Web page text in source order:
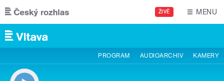
Přejít k hlavnímu obsahu
ŽIVĚ MENU
PROGRAM AUDIOARCHIV KAMERY